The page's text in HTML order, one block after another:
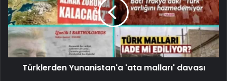
Türklerden Yunanistan'a 'ata malları' davası